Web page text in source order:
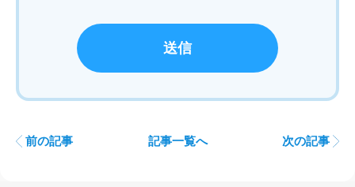
前の記事 記事一覧へ 次の記事